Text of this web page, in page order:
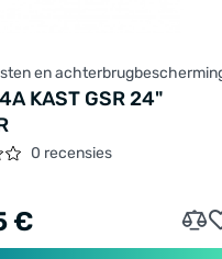
en
KAST GSR 24"
0 recensies
€